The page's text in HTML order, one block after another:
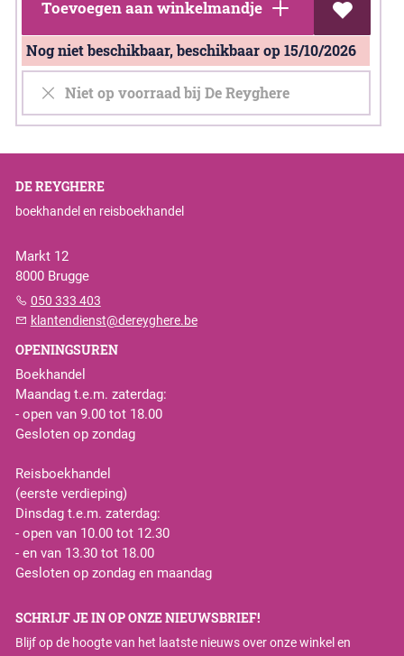
Toevoegen aan winkelmandje
Nog niet beschikbaar, beschikbaar op 15/10/2026
Niet op voorraad bij De Reyghere
DE REYGHERE
boekhandel en reisboekhandel
Markt 12
8000 Brugge
050 333 403
klantendienst@dereyghere.be
OPENINGSUREN
Boekhandel
Maandag t.e.m. zaterdag:
- open van 9.00 tot 18.00
Gesloten op zondag
Reisboekhandel
(eerste verdieping)
Dinsdag t.e.m. zaterdag:
- open van 10.00 tot 12.30
- en van 13.30 tot 18.00
Gesloten op zondag en maandag
SCHRIJF JE IN OP ONZE NIEUWSBRIEF!
Blijf op de hoogte van het laatste nieuws over onze winkel en